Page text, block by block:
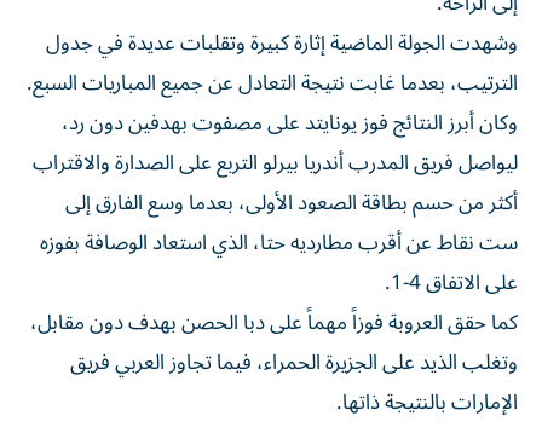
وشهدت الجولة الماضية إثارة كبيرة وتقلبات عديدة في جدول
الترتيب، بعدما غابت نتيجة التعادل عن جميع المباريات السبع.
وكان أبرز النتائج فوز يونايتد على مصفوت بهدفين دون رد،
ليواصل فريق المدرب أندريا بيرلو التربع على الصدارة والاقتراب
أكثر من حسم بطاقة الصعود الأولى، بعدما وسع الفارق إلى
ست نقاط عن أقرب مطارديه حتا، الذي استعاد الوصافة بفوزه
على الاتفاق 4-1.
كما حقق العروبة فوزاً مهماً على دبا الحصن بهدف دون مقابل،
وتغلب الذيد على الجزيرة الحمراء، فيما تجاوز العربي فريق
الإمارات بالنتيجة ذاتها.